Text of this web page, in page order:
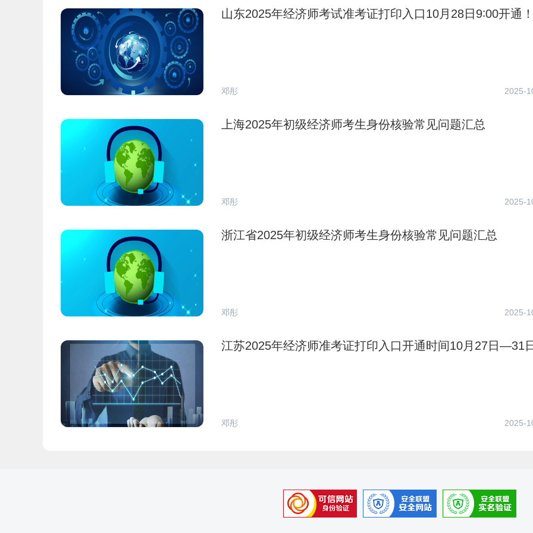
山东2025年经济师考试准考证打印入口10月28日9∶00开通！
邓彤 2025-
上海2025年初级经济师考生身份核验常见问题汇总
邓彤 2025-
浙江省2025年初级经济师考生身份核验常见问题汇总
邓彤 2025-
江苏2025年经济师准考证打印入口开通时间10月27日—31日
邓彤 2025-